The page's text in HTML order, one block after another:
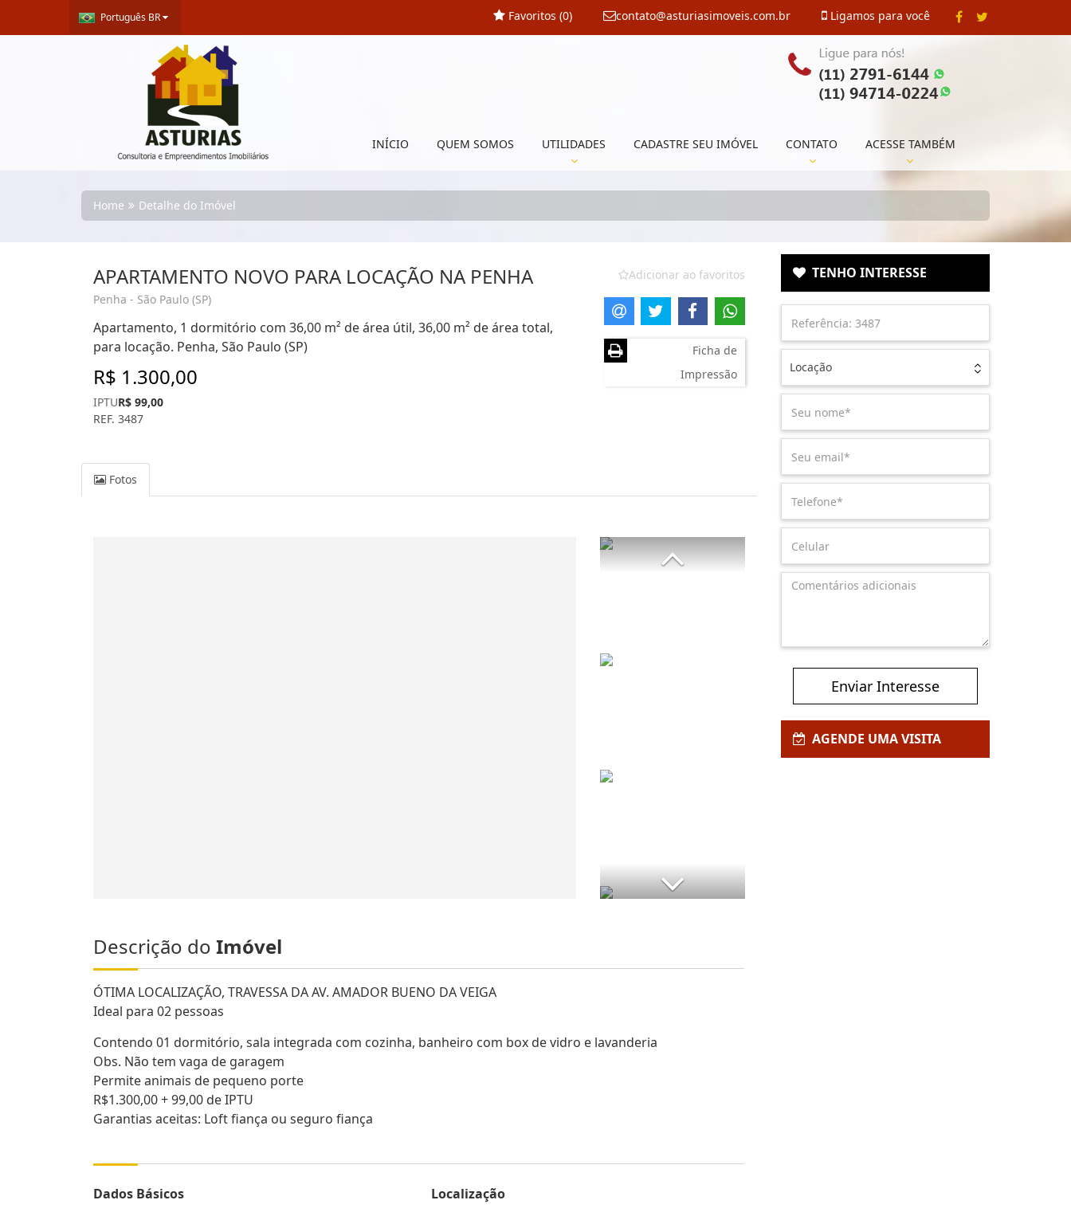
Português BR Ligamos para você
contato@asturiasimoveis.com.br
Favoritos (0)
INÍCIO QUEM SOMOS UTILIDADES CADASTRE SEU IMÓVEL CONTATO ACESSE TAMBÉM
Home Detalhe do Imóvel
APARTAMENTO NOVO PARA LOCAÇÃO NA PENHA
Penha - São Paulo (SP)
Apartamento, 1 dormitório com 36,00 m² de área útil, 36,00 m² de área total,
para locação. Penha, São Paulo (SP)
R$ 1.300,00
IPTUR$ 99,00
REF. 3487
Adicionar ao favoritos
Ficha de
Impressão
Fotos
Descrição do Imóvel
ÓTIMA LOCALIZAÇÃO, TRAVESSA DA AV. AMADOR BUENO DA VEIGA
Ideal para 02 pessoas
Contendo 01 dormitório, sala integrada com cozinha, banheiro com box de vidro e lavanderia
Obs. Não tem vaga de garagem
Permite animais de pequeno porte
R$1.300,00 + 99,00 de IPTU
Garantias aceitas: Loft fiança ou seguro fiança
Dados Básicos
Localização
TENHO INTERESSE
Locação
Enviar Interesse
AGENDE UMA VISITA